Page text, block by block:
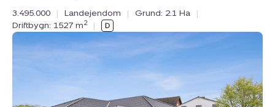
3.495.000
| Landejendom | Grund: 2.1 Ha
|
Driftbygn: 1527 m2 |
Planteavlsgård
Næblerødvej